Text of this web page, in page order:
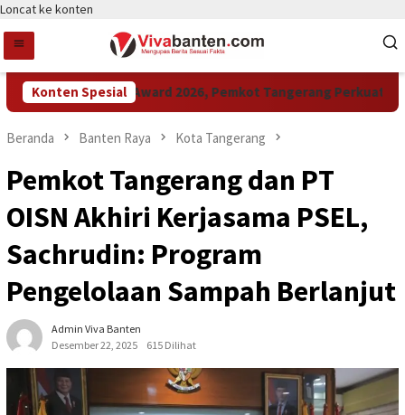
Loncat ke konten
Konten Spesial
Raih LPM Award 2026, Pemkot Tangerang Perkuat
Beranda Banten Raya Kota Tangerang
Pemkot Tangerang dan PT
OISN Akhiri Kerjasama PSEL,
Sachrudin: Program
Pengelolaan Sampah Berlanjut
Admin Viva Banten
Desember 22, 2025
615 Dilihat